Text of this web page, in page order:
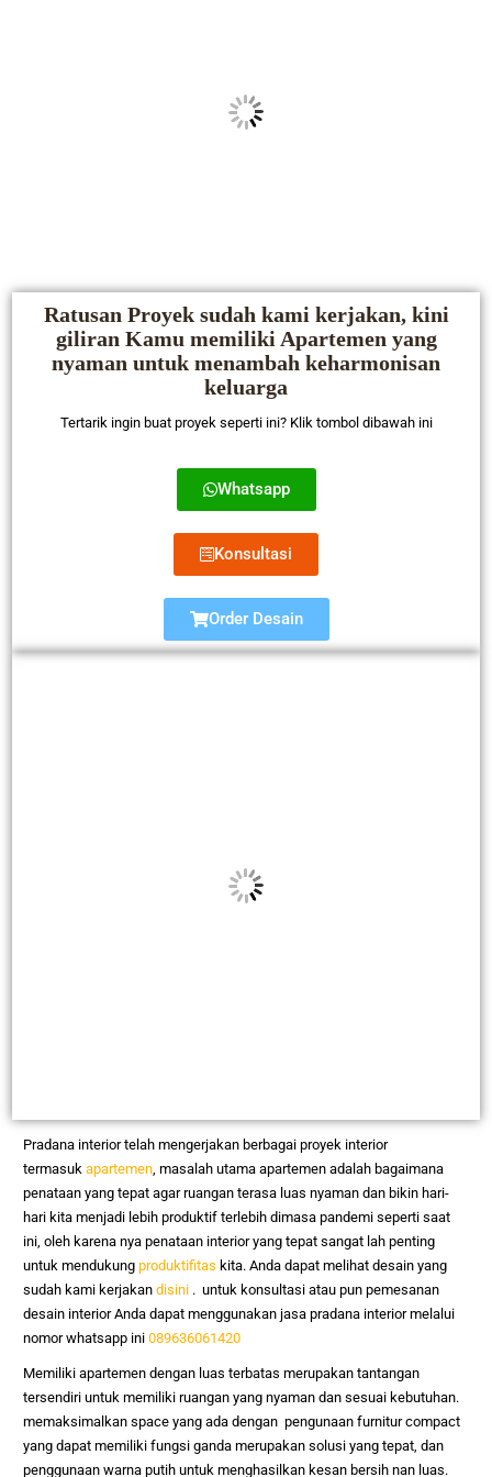
Ratusan Proyek sudah kami kerjakan, kini
giliran Kamu memiliki Apartemen yang
nyaman untuk menambah keharmonisan
keluarga
Tertarik ingin buat proyek seperti ini? Klik tombol dibawah ini
Whatsapp
Konsultasi
Order Desain
Pradana interior telah mengerjakan berbagai proyek interior
termasukapartemen , masalah utama apartemen adalah bagaimana
penataan yang tepat agar ruangan terasa luas nyaman dan bikin hari-
hari kita menjadi lebih produktif terlebih dimasa pandemi seperti saat
ini, oleh karena nya penataan interior yang tepat sangat lah penting
untuk mendukungproduktifitas kita. Anda dapat melihat desain yang
sudah kami kerjakandisini . untuk konsultasi atau pun pemesanan
desain interior Anda dapat menggunakan jasa pradana interior melalui
nomor whatsapp ini089636061420
Memiliki apartemen dengan luas terbatas merupakan tantangan
tersendiri untuk memiliki ruangan yang nyaman dan sesuai kebutuhan.
memaksimalkan space yang ada dengan pengunaan furnitur compact
yang dapat memiliki fungsi ganda merupakan solusi yang tepat, dan
penggunaan warna putih untuk menghasilkan kesan bersih nan luas.